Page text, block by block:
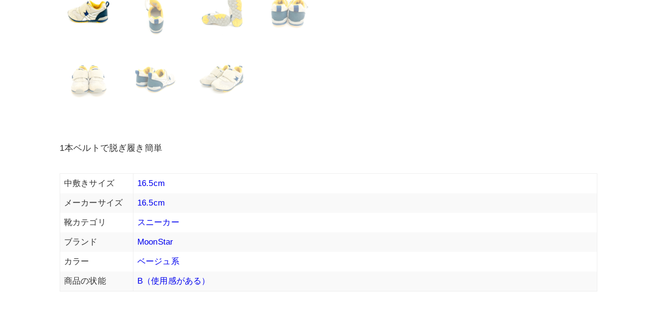
1本ベルトで脱ぎ履き簡単
中敷きサイズ 16.5cm
メーカーサイズ 16.5cm
靴カテゴリ スニーカー
ブランド MoonStar
カラー ベージュ系
商品の状能 B（使用感がある）